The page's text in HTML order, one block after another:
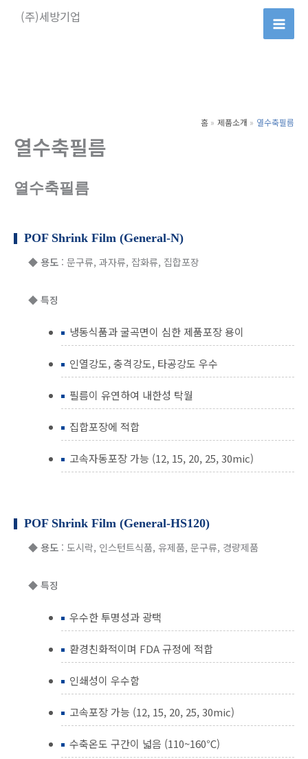
(주)세방기업
홈 제품소개 열수축필름
열수축필름
열수축필름
POF Shrink Film (General-N)
◆ 용도 : 문구류, 과자류, 잡화류, 집합포장
◆ 특징
냉동식품과 굴곡면이 심한 제품포장 용이
인열강도, 충격강도, 타공강도 우수
필름이 유연하여 내한성 탁월
집합포장에 적합
고속자동포장 가능 (12, 15, 20, 25, 30mic)
POF Shrink Film (General-HS120)
◆ 용도 : 도시락, 인스턴트식품, 유제품, 문구류, 경량제품
◆ 특징
우수한 투명성과 광택
환경친화적이며 FDA 규정에 적합
인쇄성이 우수함
고속포장 가능 (12, 15, 20, 25, 30mic)
수축온도 구간이 넓음 (110~160℃)